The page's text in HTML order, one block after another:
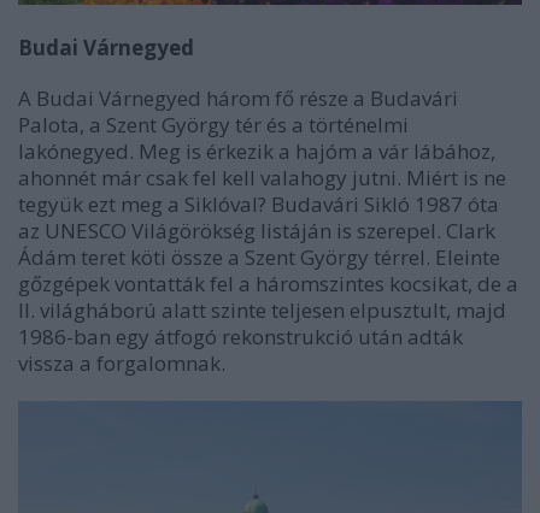
Budai Várnegyed
A Budai Várnegyed három fő része a Budavári
Palota, a Szent György tér és a történelmi
lakónegyed. Meg is érkezik a hajóm a vár lábához,
ahonnét már csak fel kell valahogy jutni. Miért is ne
tegyük ezt meg a Siklóval? Budavári Sikló 1987 óta
az UNESCO Világörökség listáján is szerepel. Clark
Ádám teret köti össze a Szent György térrel. Eleinte
gőzgépek vontatták fel a háromszintes kocsikat, de a
II. világháború alatt szinte teljesen elpusztult, majd
1986-ban egy átfogó rekonstrukció után adták
vissza a forgalomnak.